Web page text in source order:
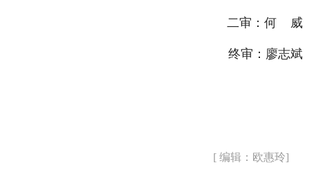
二审：何 威
终审：廖志斌
[ 编辑：欧惠玲]